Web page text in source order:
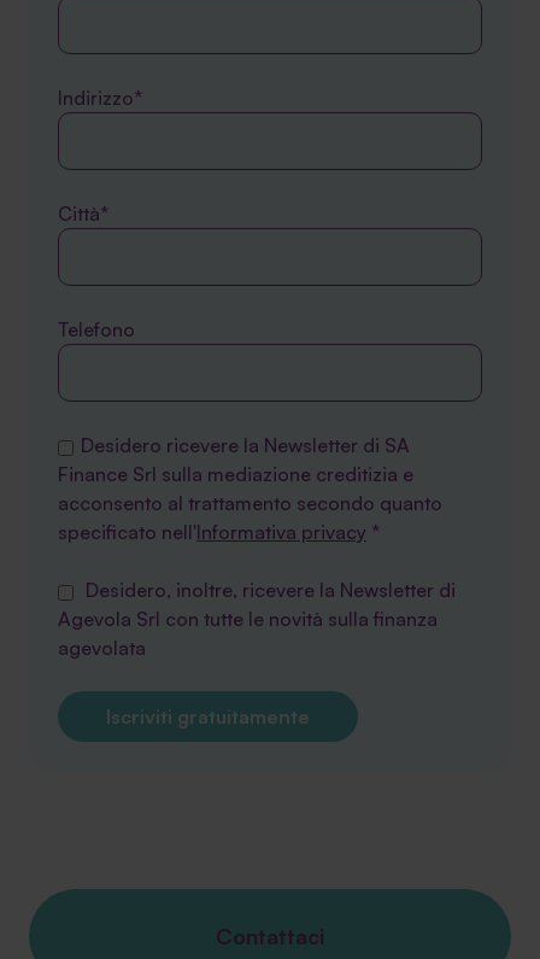
Indirizzo*
Città*
Telefono
Desidero ricevere la Newsletter di SA
Finance Srl sulla mediazione creditizia e
acconsento al trattamento secondo quanto
specificato nell'Informativa privacy *
Desidero, inoltre, ricevere la Newsletter di
Agevola Srl con tutte le novità sulla finanza
agevolata
Iscriviti gratuitamente
Contattaci